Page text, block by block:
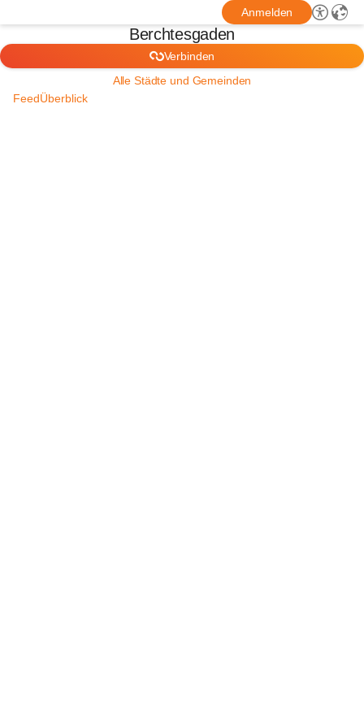
Anmelden
Berchtesgaden
Verbinden
Alle Städte und Gemeinden
FeedÜberblick